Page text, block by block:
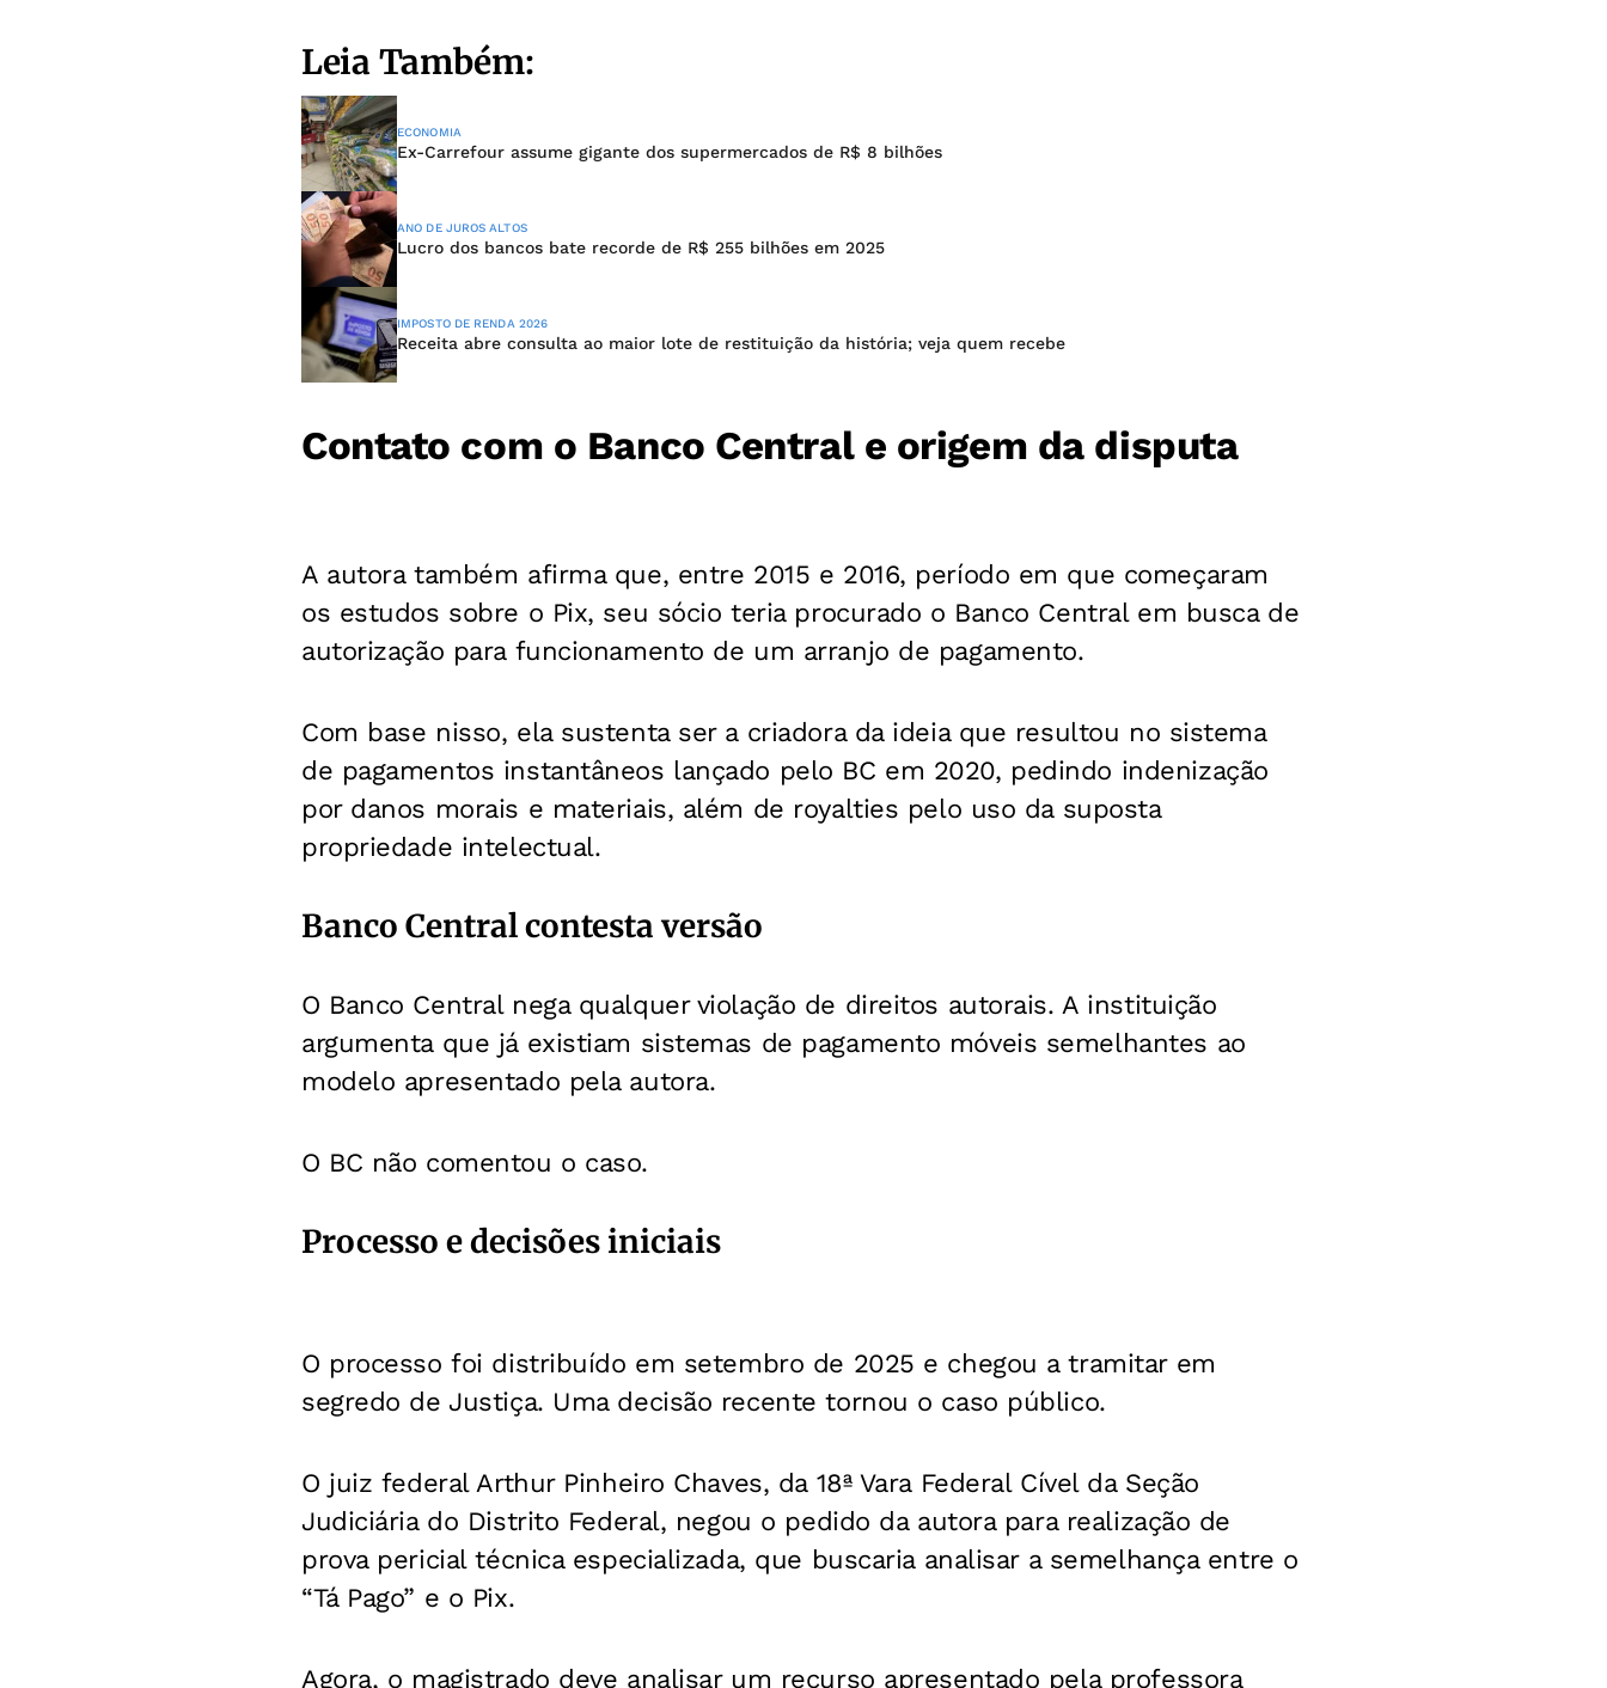
Leia Também:
ECONOMIA
Ex-Carrefour assume gigante dos supermercados de R$ 8 bilhões
ANO DE JUROS ALTOS
Lucro dos bancos bate recorde de R$ 255 bilhões em 2025
IMPOSTO DE RENDA 2026
Receita abre consulta ao maior lote de restituição da história; veja quem recebe
Contato com o Banco Central e origem da disputa
A autora também afirma que, entre 2015 e 2016, período em que começaram
os estudos sobre o Pix, seu sócio teria procurado o Banco Central em busca de
autorização para funcionamento de um arranjo de pagamento.
Com base nisso, ela sustenta ser a criadora da ideia que resultou no sistema
de pagamentos instantâneos lançado pelo BC em 2020, pedindo indenização
por danos morais e materiais, além de royalties pelo uso da suposta
propriedade intelectual.
Banco Central contesta versão
O Banco Central nega qualquer violação de direitos autorais. A instituição
argumenta que já existiam sistemas de pagamento móveis semelhantes ao
modelo apresentado pela autora.
O BC não comentou o caso.
Processo e decisões iniciais
O processo foi distribuído em setembro de 2025 e chegou a tramitar em
segredo de Justiça. Uma decisão recente tornou o caso público.
O juiz federal Arthur Pinheiro Chaves, da 18ª Vara Federal Cível da Seção
Judiciária do Distrito Federal, negou o pedido da autora para realização de
prova pericial técnica especializada, que buscaria analisar a semelhança entre o
“Tá Pago” e o Pix.
Agora, o magistrado deve analisar um recurso apresentado pela professora